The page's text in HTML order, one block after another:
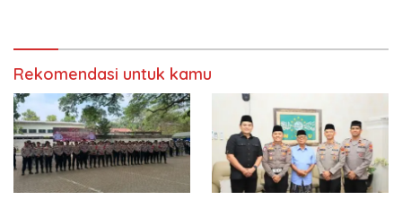
Rekomendasi untuk kamu